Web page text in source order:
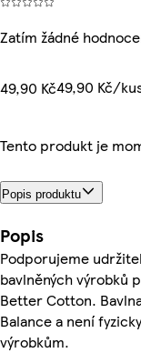
Zatím žádné
49,90 Kč49,90 Kč/
Tento produkt je
Popis produktu
Popis
Podporujeme
bavlněných výrobků
Better Cotton.
Balance a není
výrobkům.